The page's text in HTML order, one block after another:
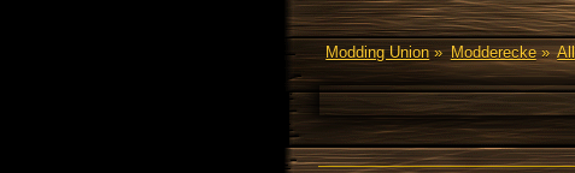
Modding Union» Modderecke»